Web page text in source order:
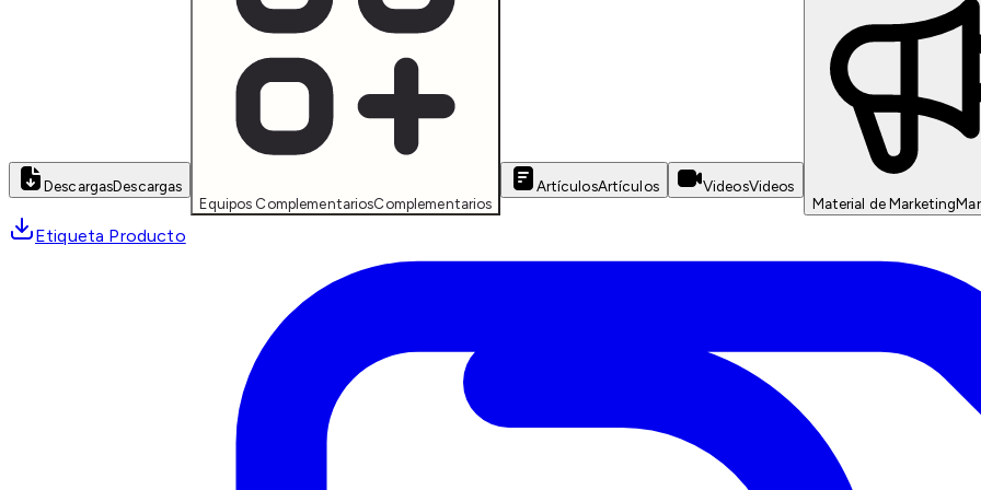
DescargasDescargas
Equipos ComplementariosComplementarios
ArtículosArtículos VideosVideos
Material de Marketing
Etiqueta Producto